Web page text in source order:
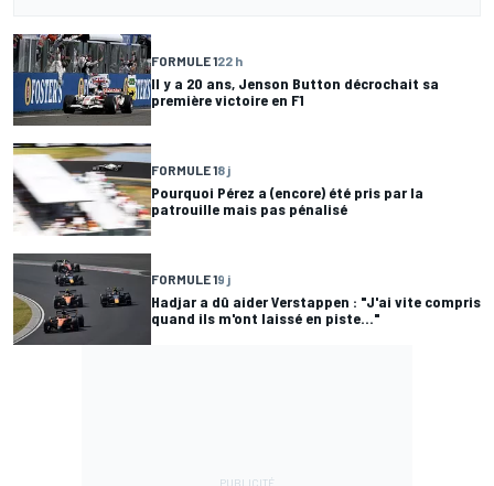
FORMULE 122 h
Il y a 20 ans, Jenson Button décrochait sa
première victoire en F1
FORMULE 18 j
Pourquoi Pérez a (encore) été pris par la
patrouille mais pas pénalisé
FORMULE 19 j
Hadjar a dû aider Verstappen : "J'ai vite compris
quand ils m'ont laissé en piste..."